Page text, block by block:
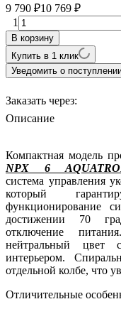
9 790 ₽10 769 ₽
1
В корзину
Купить в 1 клик
Уведомить о
Заказать через:
Описание
Компактная модель
NPX
6
система управления
который
функционирование
достижении 70
отключение
нейтральный цвет
интерьером.
отдельной колбе, что
Отличительные